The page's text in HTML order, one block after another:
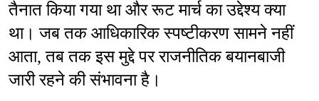
तैनात किया गया था और रूट मार्च का उद्देश्य क्या
था। जब तक आधिकारिक स्पष्टीकरण सामने नहीं
आता, तब तक इस मुद्दे पर राजनीतिक बयानबाजी
जारी रहने की संभावना है।